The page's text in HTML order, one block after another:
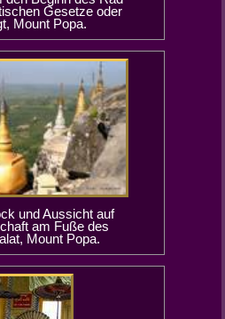
Gesetze oder
Mount Popa.
und Aussicht auf
am Fuße des
Mount Popa.